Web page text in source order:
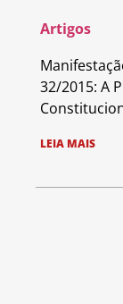
Artigos
32/2015: A
LEIA MAIS